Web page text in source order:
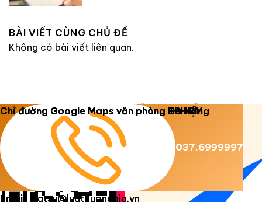
BÀI VIẾT CÙNG CHỦ ĐỀ
Không có bài viết liên quan.
Copyright 2026 © Luật Dương Gia